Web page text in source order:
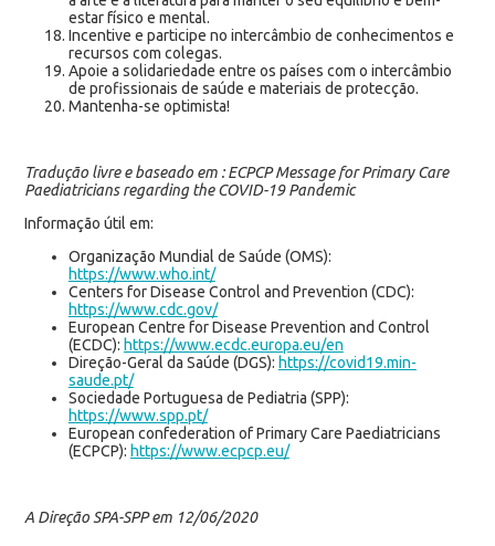
estar físico e mental.
Incentive e participe no intercâmbio de conhecimentos e
recursos com colegas.
Apoie a solidariedade entre os países com o intercâmbio
de profissionais de saúde e materiais de protecção.
Mantenha-se optimista!
Tradução livre e baseado em : ECPCP Message for Primary Care
Paediatricians regarding the COVID-19 Pandemic
Informação útil em:
Organização Mundial de Saúde (OMS):
https://www.who.int/
Centers for Disease Control and Prevention (CDC):
https://www.cdc.gov/
European Centre for Disease Prevention and Control
(ECDC): https://www.ecdc.europa.eu/en
Direção-Geral da Saúde (DGS): https://covid19.min-
saude.pt/
Sociedade Portuguesa de Pediatria (SPP):
https://www.spp.pt/
European confederation of Primary Care Paediatricians
(ECPCP): https://www.ecpcp.eu/
A Direção SPA-SPP em 12/06/2020